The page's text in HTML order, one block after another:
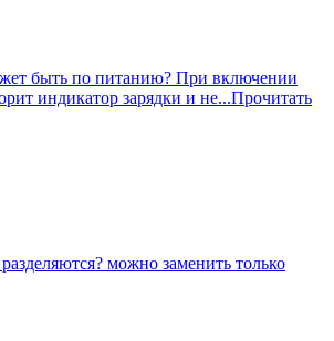
быть по питанию? При включении
индикатор зарядки и не...Прочитать
можно заменить только